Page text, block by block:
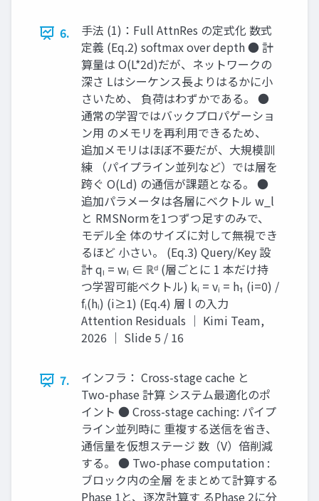
6.
手法 (1)：Full AttnRes の定式化 数式
定義 (Eq.2) softmax over depth ● 計
算量は O(L*2d)だが、ネットワークの
深さ Lはシーケンス長よりはるかに小
さいため、 負荷はわずかである。 ●
通常の学習ではバックプロパゲーショ
ン用 のメモリを再利用できるため、
追加メモリはほぼ不要だが、大規模訓
練 （パイプライン並列など）では層を
跨ぐ O(Ld) の通信が課題となる。 ●
追加パラメータは各層にベクトル w_l
と RMSNormを1つずつ足すのみで、
モデル全 体のサイズに対して無視でき
るほど 小さい。 (Eq.3) Query/Key 設
計 qₗ = wₗ ∈ ℝᵈ (層ごとに 1 本だけ持
つ学習可能ベクトル) kᵢ = vᵢ = h₁ (i=0) /
fᵢ(hᵢ) (i≥1) (Eq.4) 層 l の入力
Attention Residuals ｜ Kimi Team,
2026 ｜ Slide 5 / 16
7.
インフラ： Cross-stage cache と
Two-phase 計算 システム最適化のポ
イント ● Cross-stage caching: パイプ
ライン並列時に 重複する送信を省き、
通信量を仮想ステージ 数（V）倍削減
する。 ● Two-phase computation :
ブロック内の全層 をまとめて計算する
Phase 1と、逐次計算す るPhase 2に分